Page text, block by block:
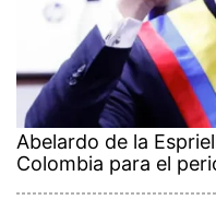
Abelardo de la
Colombia para el